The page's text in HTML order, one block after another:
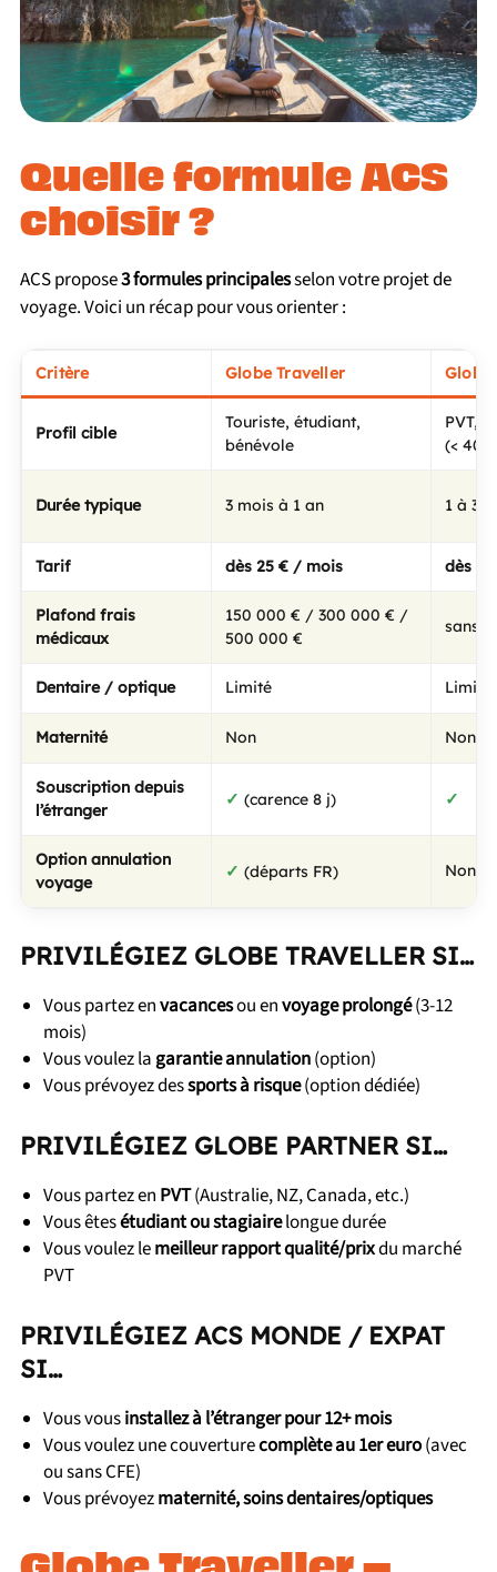
Quelle formule ACS
choisir ?
ACS propose3 formules principalesselon votre projet de
voyage. Voici un récap pour vous orienter :
Critère Globe Traveller Globe
Profil cible
Touriste, étudiant,
bénévole
PVT,
(< 40
Durée typique 3 mois à 1 an 1 à 3
Tarif dès 25 € / mois dès
Plafond frais
médicaux
150 000 € / 300 000 € /
500 000 €
sans
Dentaire / optique Limité Limité
Maternité Non Non
Souscription depuis
l’étranger
✓ (carence 8 j) ✓
Option annulation
voyage
✓ (départs FR) Non
PRIVILÉGIEZ GLOBE TRAVELLER SI…
Vous partez envacancesou envoyage prolongé(3-12
mois)
Vous voulez lagarantie annulation(option)
Vous prévoyez dessports à risque(option dédiée)
PRIVILÉGIEZ GLOBE PARTNER SI…
Vous partez en PVT(Australie, NZ, Canada, etc.)
Vous êtesétudiant ou stagiairelongue durée
Vous voulez lemeilleur rapport qualité/prixdu marché
PVT
PRIVILÉGIEZ ACS MONDE / EXPAT
SI…
Vous vousinstallez à l’étranger pour 12+ mois
Vous voulez une couverturecomplète au 1er euro(avec
ou sans CFE)
Vous prévoyezmaternité, soins dentaires/optiques